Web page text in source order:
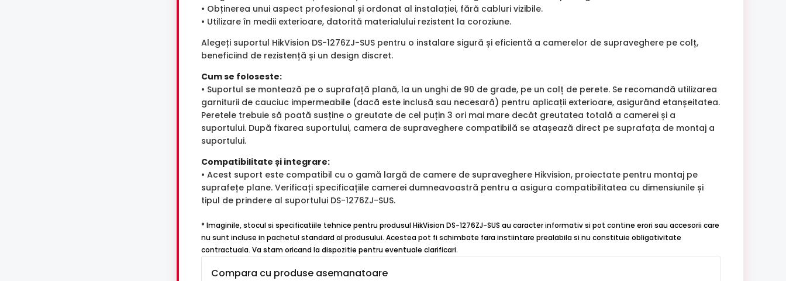
• Obținerea unui aspect profesional și ordonat al instalației, fără cabluri vizibile.
• Utilizare în medii exterioare, datorită materialului rezistent la coroziune.
Alegeți suportul HikVision DS-1276ZJ-SUS pentru o instalare sigură și eficientă a camerelor de supraveghere pe colț,
beneficiind de rezistență și un design discret.
Cum se foloseste:
• Suportul se montează pe o suprafață plană, la un unghi de 90 de grade, pe un colț de perete. Se recomandă utilizarea
garniturii de cauciuc impermeabile (dacă este inclusă sau necesară) pentru aplicații exterioare, asigurând etanșeitatea.
Peretele trebuie să poată susține o greutate de cel puțin 3 ori mai mare decât greutatea totală a camerei și a
suportului. După fixarea suportului, camera de supraveghere compatibilă se atașează direct pe suprafața de montaj a
suportului.
Compatibilitate și integrare:
• Acest suport este compatibil cu o gamă largă de camere de supraveghere Hikvision, proiectate pentru montaj pe
suprafețe plane. Verificați specificațiile camerei dumneavoastră pentru a asigura compatibilitatea cu dimensiunile și
tipul de prindere al suportului DS-1276ZJ-SUS.
* Imaginile, stocul si specificatiile tehnice pentru produsul HikVision DS-1276ZJ-SUS au caracter informativ si pot contine erori sau accesorii care
nu sunt incluse in pachetul standard al produsului. Acestea pot fi schimbate fara instiintare prealabila si nu constituie obligativitate
contractuala. Va stam oricand la dispozitie pentru eventuale clarificari.
Compara cu produse asemanatoare